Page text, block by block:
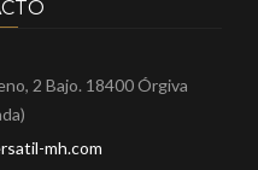
2 Bajo. 18400 Órgiva
mh.com